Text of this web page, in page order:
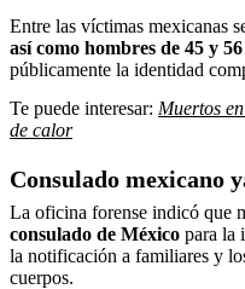
Entre las víctimas mexicanas
así como hombres de 45 y
públicamente la identidad
Te puede interesar: Muertos
de calor
Consulado mexicano
La oficina forense indicó que
consulado de México para la
la notificación a familiares y
cuerpos.